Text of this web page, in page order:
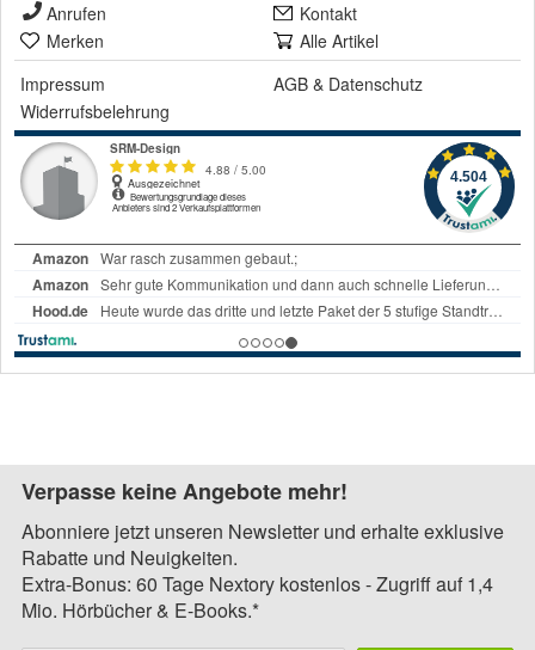
Anrufen
Kontakt
Merken
Alle Artikel
Impressum
AGB & Datenschutz
Widerrufsbelehrung
Verpasse keine Angebote mehr!
Abonniere jetzt unseren Newsletter und erhalte exklusive
Rabatte und Neuigkeiten.
Extra-Bonus: 60 Tage Nextory kostenlos - Zugriff auf 1,4
Mio. Hörbücher & E-Books.*